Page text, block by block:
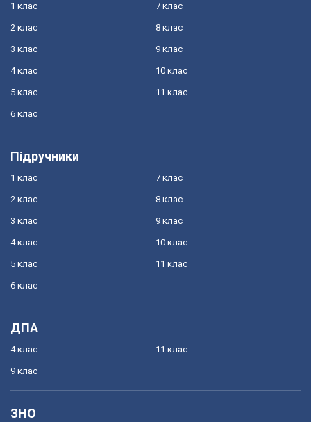
1 клас
2 клас
3 клас
4 клас
5 клас
6 клас
7 клас
8 клас
9 клас
10 клас
11 клас
Підручники
1 клас
2 клас
3 клас
4 клас
5 клас
6 клас
7 клас
8 клас
9 клас
10 клас
11 клас
ДПА
4 клас
9 клас
11 клас
ЗНО